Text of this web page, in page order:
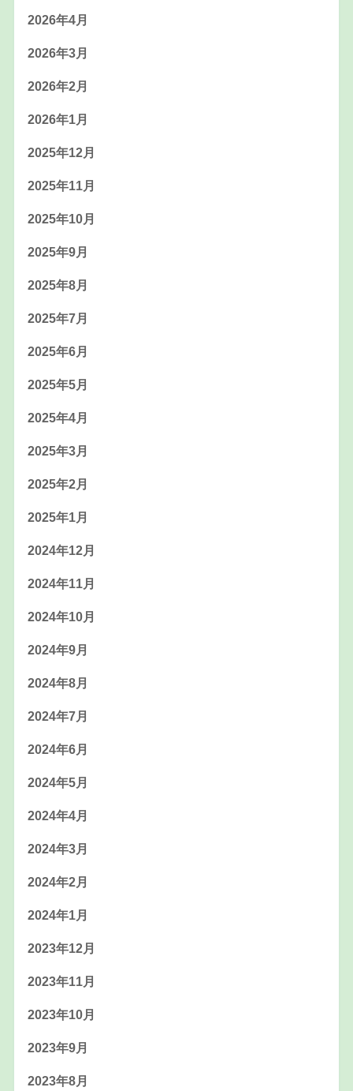
2026年4月
2026年3月
2026年2月
2026年1月
2025年12月
2025年11月
2025年10月
2025年9月
2025年8月
2025年7月
2025年6月
2025年5月
2025年4月
2025年3月
2025年2月
2025年1月
2024年12月
2024年11月
2024年10月
2024年9月
2024年8月
2024年7月
2024年6月
2024年5月
2024年4月
2024年3月
2024年2月
2024年1月
2023年12月
2023年11月
2023年10月
2023年9月
2023年8月